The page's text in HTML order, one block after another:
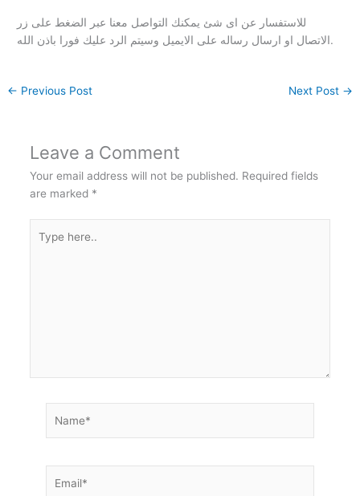
للاستفسار عن اى شئ يمكنك التواصل معنا عبر الضغط على زر
الاتصال او ارسال رساله على الايميل وسيتم الرد عليك فورا باذن الله.
← Previous Post Next Post →
Leave a Comment
Your email address will not be published. Required fields
are marked *
here..